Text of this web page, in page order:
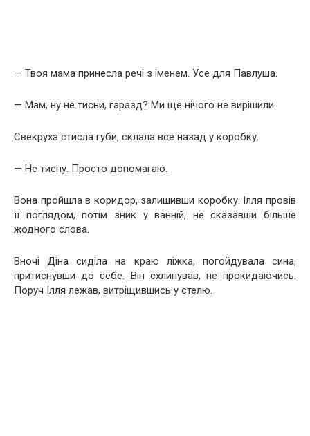
— Твоя мама принесла речі з іменем. Усе для Павлуша.
— Мам, ну не тисни, гаразд? Ми ще нічого не вирішили.
Свекруха стисла губи, склала все назад у коробку.
— Не тисну. Просто допомагаю.
Вона пройшла в коридор, залишивши коробку. Ілля провів
її поглядом, потім зник у ванній, не сказавши більше
жодного слова.
Вночі Діна сиділа на краю ліжка, погойдувала сина,
притиснувши до себе. Він схлипував, не прокидаючись.
Поруч Ілля лежав, витріщившись у стелю.